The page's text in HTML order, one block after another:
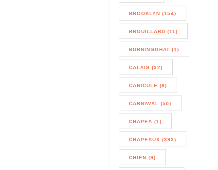
BROOKLYN (154)
BROUILLARD (11)
BURNINGGHAT (1)
CALAIS (32)
CANICULE (6)
CARNAVAL (50)
CHAPEA (1)
CHAPEAUX (393)
CHIEN (9)